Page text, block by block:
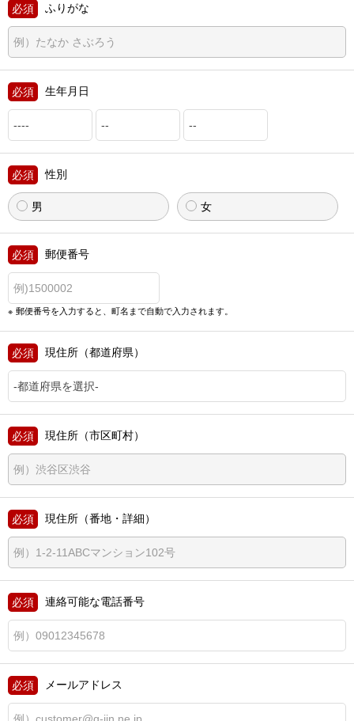
ふりがな
生年月日
性別
男 女
郵便番号
郵便番号を入力すると、町名まで自動で入力されます。
現住所（都道府県）
現住所（市区町村）
現住所（番地・詳細）
連絡可能な電話番号
メールアドレス